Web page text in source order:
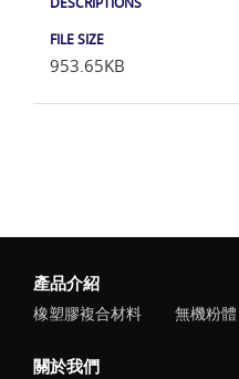
953.65KB
產品介紹
橡塑膠複合材料 無機粉體
關於我們